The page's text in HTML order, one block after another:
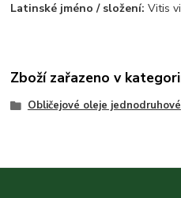
Latinské jméno / složení:Vitis
Zboží zařazeno v
Obličejové oleje jednodruhové